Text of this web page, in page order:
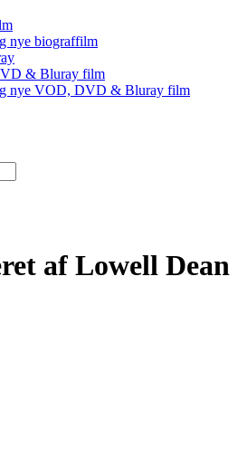
nye biograffilm
& Bluray film
nye VOD, DVD & Bluray film
af Lowell Dean